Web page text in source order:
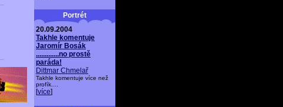
Portrét
20.09.2004
Takhle komentuje
Jaromír Bosák
.............no prostě
paráda!
Dittmar Chmelař
Takhle komentuje více než
profík....
[více]